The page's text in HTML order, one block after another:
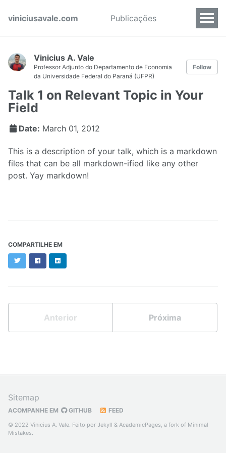
viniciusavale.com Publicações
Vinicius A. Vale
Professor Adjunto do Departamento de Economia
da Universidade Federal do Paraná (UFPR)
Follow
Talk 1 on Relevant Topic in Your
Field
Date: March 01, 2012
This is a description of your talk, which is a markdown
files that can be all markdown-ified like any other
post. Yay markdown!
COMPARTILHE EM
TwitterFacebookLinkedIn
Anterior Próxima
Sitemap
ACOMPANHE EM GITHUB FEED
© 2022 Vinicius A. Vale. Feito por Jekyll & AcademicPages, a fork of Minimal
Mistakes.